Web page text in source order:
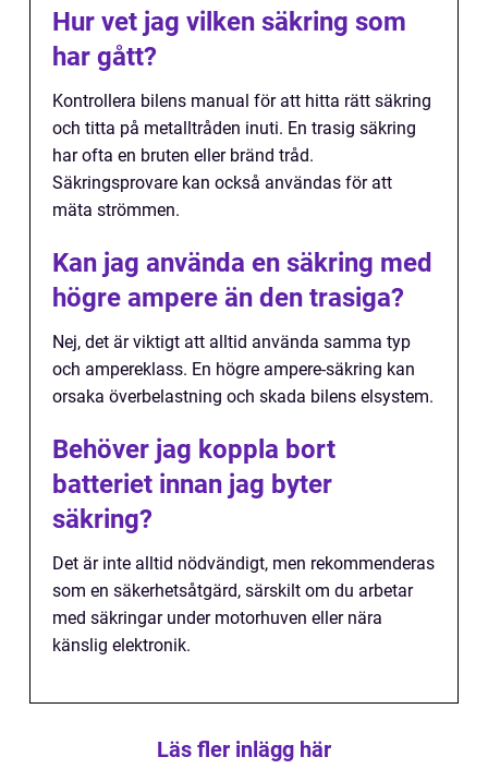
Hur vet jag vilken säkring som
har gått?
Kontrollera bilens manual för att hitta rätt säkring
och titta på metalltråden inuti. En trasig säkring
har ofta en bruten eller bränd tråd.
Säkringsprovare kan också användas för att
mäta strömmen.
Kan jag använda en säkring med
högre ampere än den trasiga?
Nej, det är viktigt att alltid använda samma typ
och ampereklass. En högre ampere-säkring kan
orsaka överbelastning och skada bilens elsystem.
Behöver jag koppla bort
batteriet innan jag byter
säkring?
Det är inte alltid nödvändigt, men rekommenderas
som en säkerhetsåtgärd, särskilt om du arbetar
med säkringar under motorhuven eller nära
känslig elektronik.
Läs fler inlägg här